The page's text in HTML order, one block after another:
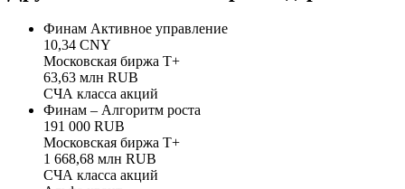
Финам Активное управление
10,34 CNY
Московская биржа Т+
63,63 млн RUB
СЧА класса акций
Финам – Алгоритм роста
191 000 RUB
Московская биржа Т+
1 668,68 млн RUB
СЧА класса акций